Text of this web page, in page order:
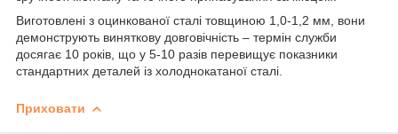
Виготовлені з оцинкованої сталі товщиною 1,0-1,2 мм, вони
демонструють виняткову довговічність – термін служби
досягає 10 років, що у 5-10 разів перевищує показники
стандартних деталей із холоднокатаної сталі.
Приховати